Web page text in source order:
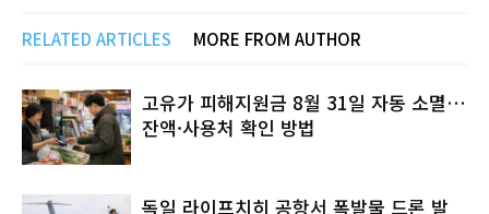
RELATED ARTICLES MORE FROM AUTHOR
고유가 피해지원금 8월 31일 자동 소멸…
잔액·사용처 확인 방법
독일 라이프치히 공항서 폭발물 드론 발